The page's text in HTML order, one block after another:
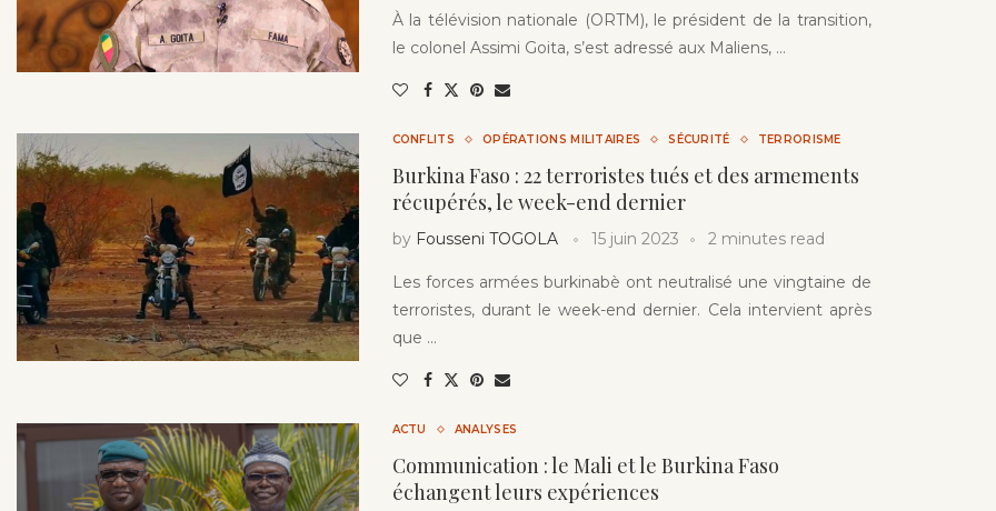
À la télévision nationale (ORTM), le président de la transition,
le colonel Assimi Goita, s’est adressé aux Maliens, …
CONFLITS OPÉRATIONS MILITAIRES SÉCURITÉ TERRORISME
Burkina Faso : 22 terroristes tués et des armements
récupérés, le week-end dernier
by Fousseni TOGOLA 15 juin 2023 2 minutes read
Les forces armées burkinabè ont neutralisé une vingtaine de
terroristes, durant le week-end dernier. Cela intervient après
que …
ACTU ANALYSES
Communication : le Mali et le Burkina Faso
échangent leurs expériences